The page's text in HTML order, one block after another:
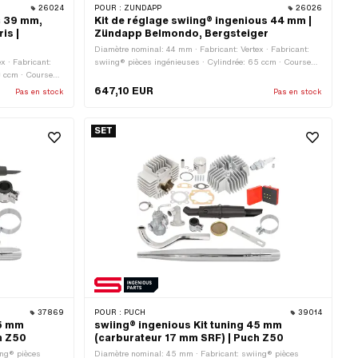
26024
mm,
|
· Fabricant:
· Course
(filetage
Type de
Non ·
· Zündapp
Pas en stock
POUR : ZÜNDAPP 26026
Kit de réglage swiing® ingenious 44 mm |
Zündapp Belmondo, Bergsteiger
Diamètre nominal: 44 mm · Fabricant: Vertex · Fabricant:
swiing® pièces ingénieuses · Cylindrée: 65 ccm · Course
standard) · Ø de l’axe du piston (B): 12 mm · Type de
sortie: en biais · Filetage sortie: M6x1 (filetage standard) ·
d'application: Tuning
647,10 EUR Pas en stock
37869
mm
Z50
pièces
SET
POUR : PUCH 39014
swiing® ingenious Kit tuning 45 mm
(carburateur 17 mm SRF) | Puch Z50
Diamètre nominal: 45 mm · Fabricant: swiing® pièces